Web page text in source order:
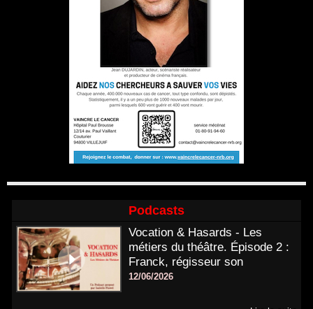
Podcasts
Vocation & Hasards - Les
métiers du théâtre. Épisode 2 :
Franck, régisseur son
12/06/2026